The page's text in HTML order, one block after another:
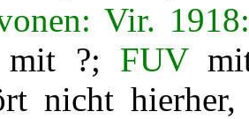
Vir.
mit ?; FUV
nicht